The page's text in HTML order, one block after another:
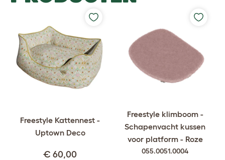
Freestyle Kattennest -
Uptown Deco
€ 60,00
Freestyle klimboom -
Schapenvacht kussen
voor platform - Roze
055.0051.0004